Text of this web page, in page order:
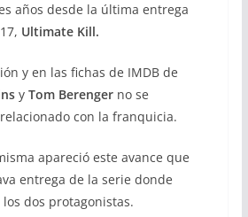
años desde la última entrega
Ultimate Kill.
y en las fichas de IMDB de
y Tom Berengerno se
con la franquicia.
apareció este avance que
entrega de la serie donde
dos protagonistas.